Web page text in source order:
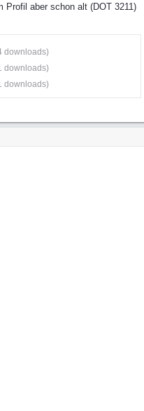
Profil aber schon alt (DOT 3211)
downloads)
downloads)
downloads)